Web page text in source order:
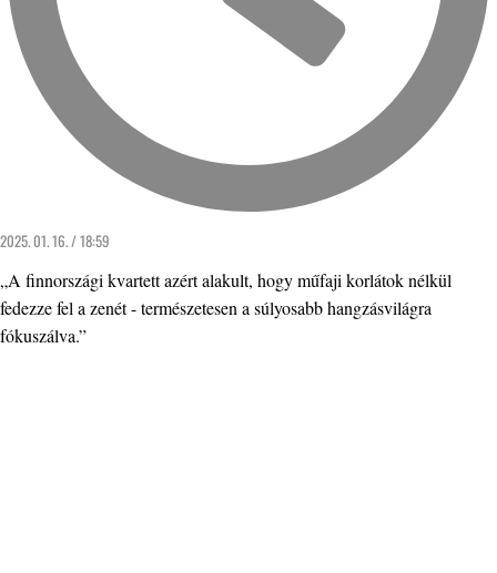
2025. 01. 16. / 18:59
„A finnországi kvartett azért alakult, hogy műfaji korlátok nélkül
fedezze fel a zenét - természetesen a súlyosabb hangzásvilágra
fókuszálva.”